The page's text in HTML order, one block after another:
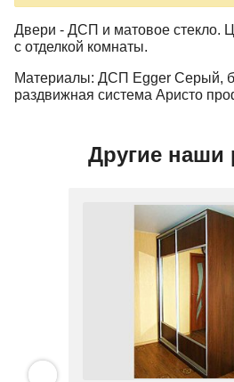
Двери - ДСП и матовое стекло.
с отделкой комнаты.
Материалы: ДСП Egger Серый,
раздвижная система Аристо
Другие наши